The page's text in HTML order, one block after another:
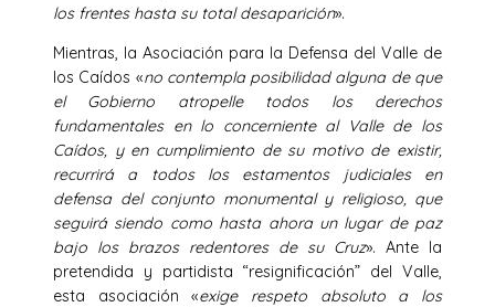
los frentes hasta su total desaparición».
Mientras, la Asociación para la Defensa del Valle de
los Caídos «no contempla posibilidad alguna de que
el Gobierno atropelle todos los derechos
fundamentales en lo concerniente al Valle de los
Caídos, y en cumplimiento de su motivo de existir,
recurrirá a todos los estamentos judiciales en
defensa del conjunto monumental y religioso, que
seguirá siendo como hasta ahora un lugar de paz
bajo los brazos redentores de su Cruz». Ante la
pretendida y partidista “resignificación” del Valle,
esta asociación «exige respeto absoluto a los